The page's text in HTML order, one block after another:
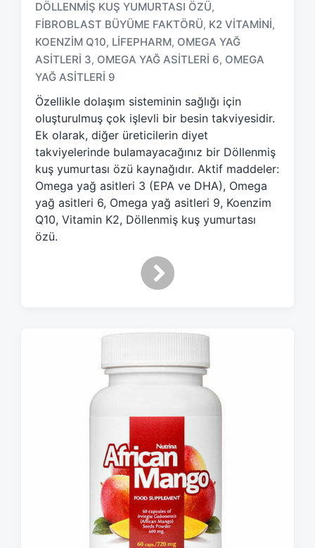
T
a
g
e
d
w
i
h
DÖLLENMIŞ KUŞ YUMURTASI ÖZÜ,
FIBROBLAST BÜYÜME FAKTÖRÜ, K2 VITAMINI,
KOENZIM Q10, LIFEPHARM, OMEGA YAĞ
ASITLERI 3, OMEGA YAĞ ASITLERI 6, OMEGA
YAĞ ASITLERI 9
Özellikle dolaşım sisteminin sağlığı için
oluşturulmuş çok işlevli bir besin takviyesidir.
Ek olarak, diğer üreticilerin diyet
takviyelerinde bulamayacağınız bir Döllenmiş
kuş yumurtası özü kaynağıdır. Aktif maddeler:
Omega yağ asitleri 3 (EPA ve DHA), Omega
yağ asitleri 6, Omega yağ asitleri 9, Koenzim
Q10, Vitamin K2, Döllenmiş kuş yumurtası
özü.